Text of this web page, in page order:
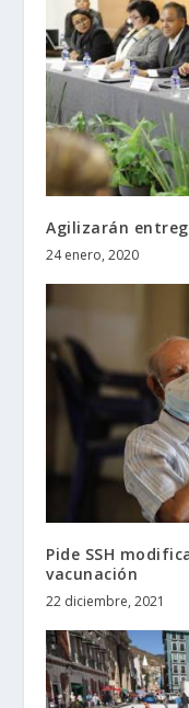
Agilizarán
24 enero, 2020
Pide SSH
vacunación
22 diciembre, 2021